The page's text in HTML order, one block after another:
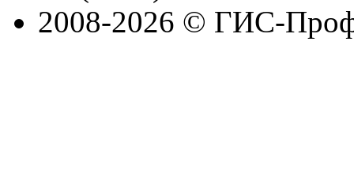
2008-2026 © ГИС-